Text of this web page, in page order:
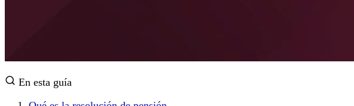
En esta guía